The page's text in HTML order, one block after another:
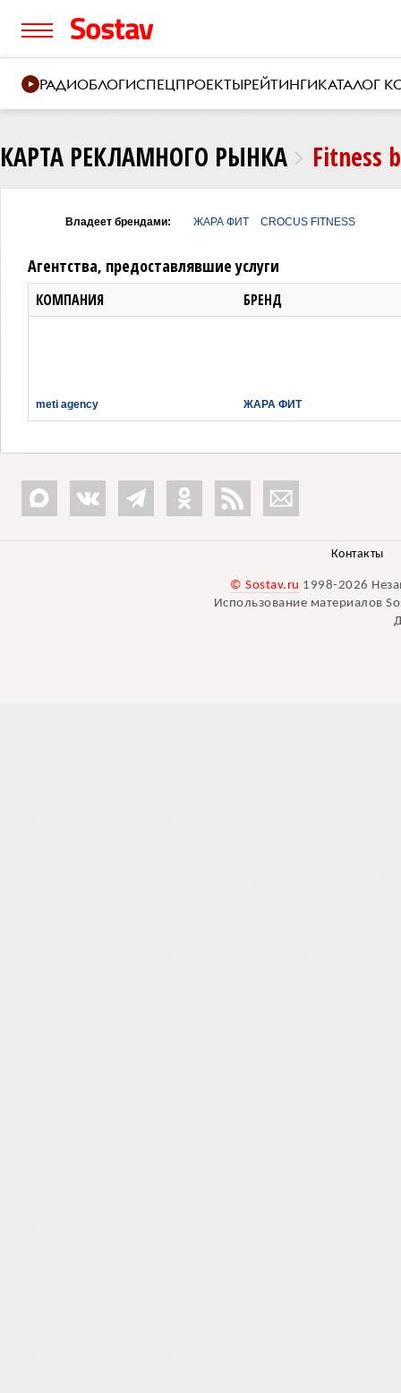
РАДИОБЛОГИСПЕЦПРОЕКТЫРЕЙТИНГИКАТАЛОГ
КАРТА РЕКЛАМНОГО РЫНКА Fitness
Владеет брендами: ЖАРА ФИТ СROCUS FITNESS
Агентства, предоставлявшие услуги
КОМПАНИЯ БРЕНД
meti agency ЖАРА ФИТ
Контакты
© Sostav.ru 1998-2026
Использование материалов